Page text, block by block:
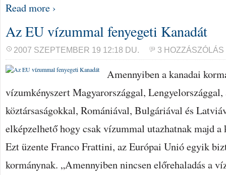
Read more ›
Az EU vízummal fenyegeti Kanadát
2007 SZEPTEMBER 19 12:18 DU. 3 HOZZÁSZÓLÁS
Amennyiben a kanadai
vízumkényszert Magyarországgal, Lengyelországgal,
köztársaságokkal, Romániával, Bulgáriával és
elképzelhető hogy csak vízummal utazhatnak majd a
Ezt üzente Franco Frattini, az Európai Unió egyik
kormánynak. „Amennyiben nincsen előrehaladás a